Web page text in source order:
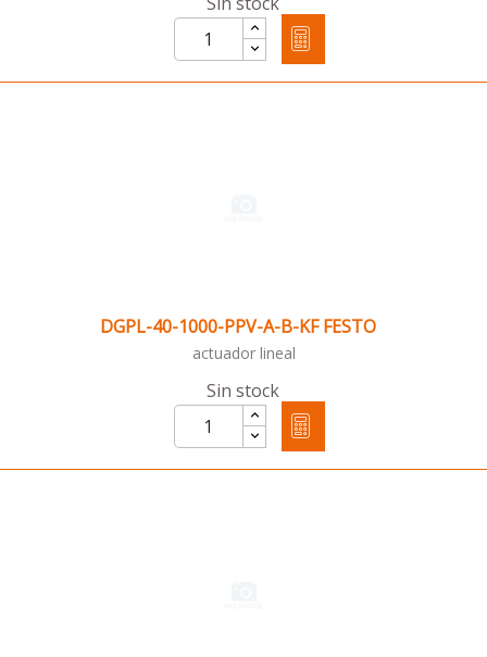
DGPL-40-1000-PPV-A-B-KF FESTO
actuador lineal
Sin stock